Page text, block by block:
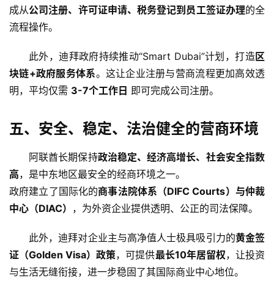
成从公司注册、许可证申请、税务登记到员工签证办理的全
流程操作。
此外，迪拜政府持续推动“Smart Dubai”计划，打造区
块链+政府服务体系。这让企业注册与营商流程更加高效透
明，平均仅需 3-7个工作日 即可完成公司注册。
五、安全、稳定、法治健全的营商环境
阿联酋长期保持政治稳定、经济高增长、社会安全指数
高，是中东地区最安全的经商环境之一。
政府建立了国际化的商事法院体系（DIFC Courts）与仲裁
中心（DIAC） ，为外资企业提供透明、公正的司法保障。
此外，迪拜对企业主与高净值人士极具吸引力的黄金签
证（Golden Visa）政策，可提供最长10年居留权，让投资
与生活无缝衔接，进一步稳固了其国际商业中心地位。